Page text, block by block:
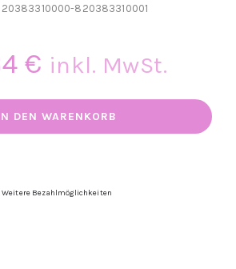
820383310001
€ inkl. MwSt.
Schimmer,
DEN WARENKORB
Weitere Bezahlmöglichkeiten